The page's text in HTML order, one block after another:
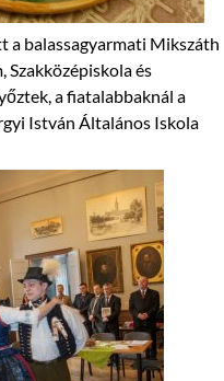
a balassagyarmati Mikszáth
Szakközépiskola és
a fiatalabbaknál a
István Általános Iskola